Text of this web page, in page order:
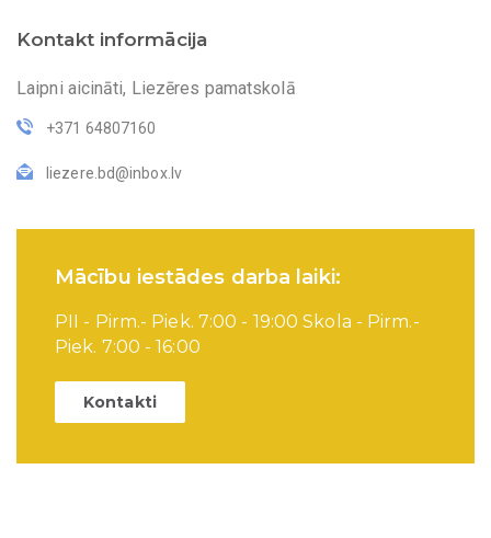
Kontakt informācija
Laipni aicināti, Liezēres pamatskolā
+371 64807160
liezere.bd@inbox.lv
Mācību iestādes darba laiki:
PII - Pirm.- Piek. 7:00 - 19:00 Skola - Pirm.-
Piek. 7:00 - 16:00
Kontakti